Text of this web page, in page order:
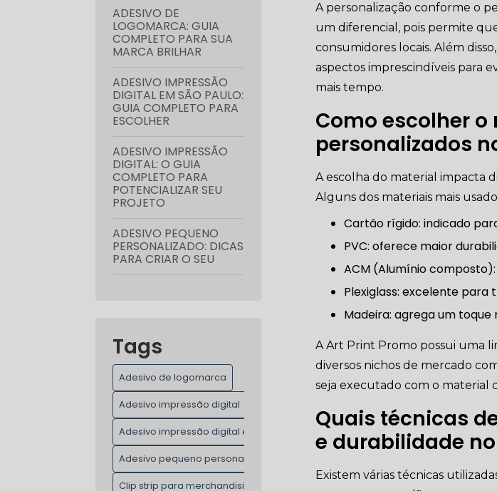
ADESIVO DE
LOGOMARCA: GUIA
COMPLETO PARA SUA
MARCA BRILHAR
ADESIVO IMPRESSÃO
DIGITAL EM SÃO PAULO:
GUIA COMPLETO PARA
ESCOLHER
ADESIVO IMPRESSÃO
DIGITAL: O GUIA
COMPLETO PARA
POTENCIALIZAR SEU
PROJETO
ADESIVO PEQUENO
PERSONALIZADO: DICAS
PARA CRIAR O SEU
CLIP STRIP PARA
MERCHANDISING NA
GRANDE SÃO PAULO:
GUIA COMPLETO
CLIP STRIP PARA PDV: O
GUIA COMPLETO PARA
AUMENTAR SUAS
VENDAS
Tags
Adesivo de logomarca
Adesivo impressão digital
Adesivo impressão digital em São Paulo
Adesivo pequeno personalizado
Clip strip para merchandising na Grande São Paulo
A personalização conforme o
um diferencial, pois permite
consumidores locais. Além
aspectos imprescindíveis para
mais tempo.
Como escolher
personalizados
A escolha do material impacta
Alguns dos materiais mais
Cartão rígido: indicado
PVC: oferece maior
ACM (Alumínio
Plexiglass: excelente
Madeira: agrega um
A Art Print Promo possui uma
diversos nichos de mercado
seja executado com o material
Quais técnicas
e durabilidade no
Existem várias técnicas